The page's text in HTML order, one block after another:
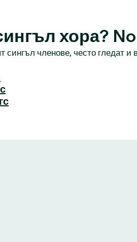
хора?
сингъл членове, често гледат и